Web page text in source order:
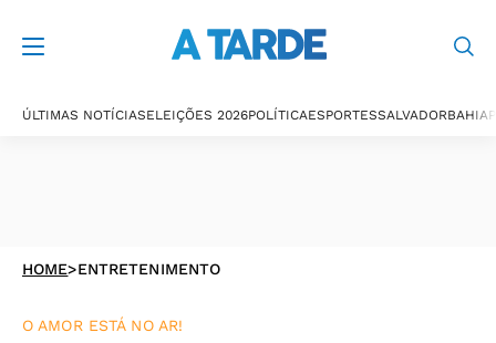
ÚLTIMAS NOTÍCIASELEIÇÕES 2026POLÍTICAESPORTESSALVADORBAHIA
HOME>ENTRETENIMENTO
O AMOR ESTÁ NO AR!